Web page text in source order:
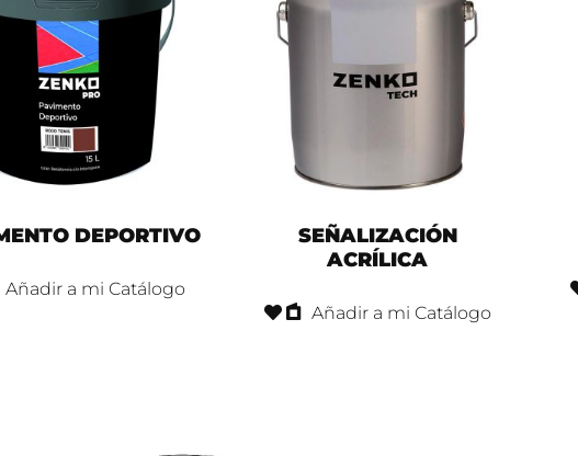
DEPORTIVO
Añadir a mi Catálogo
SEÑALIZACIÓN
ACRÍLICA
Añadir a mi Catálogo